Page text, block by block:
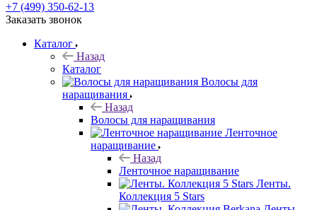
+7 (499) 350-62-13
Заказать звонок
Каталог
Назад
Каталог
Волосы для
наращивания
Назад
Волосы для наращивания
Ленточное
наращивание
Назад
Ленточное наращивание
Ленты.
Коллекция 5 Stars